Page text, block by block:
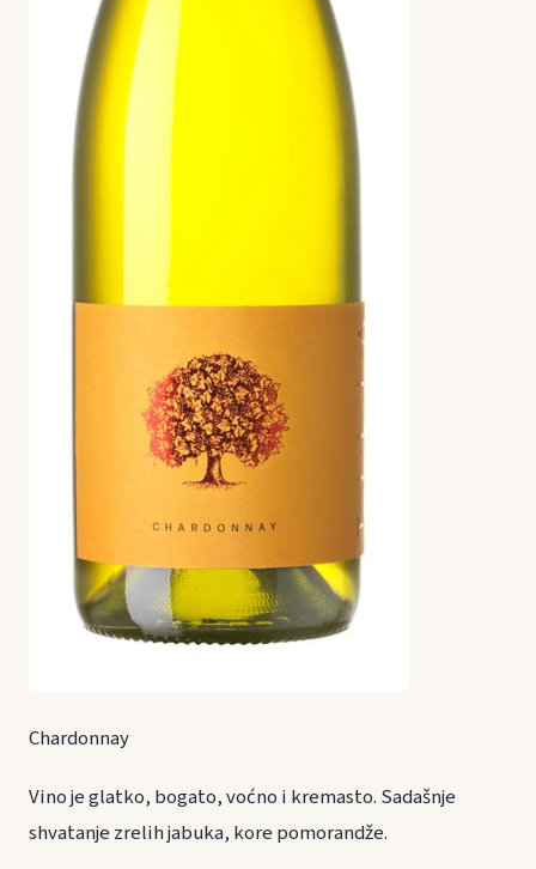
Chardonnay
Vino je glatko, bogato, voćno i kremasto. Sadašnje
shvatanje zrelih jabuka, kore pomorandže.